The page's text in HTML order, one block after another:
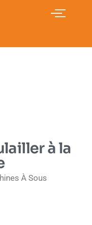
à la
À Sous